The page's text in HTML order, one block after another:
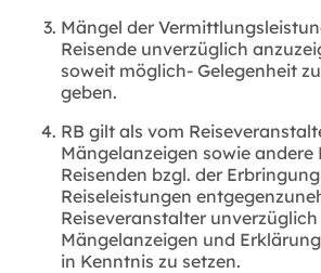
Mängel der
Reisende unverzüglich
soweit möglich- Gelegenheit
geben.
RB gilt als vom
Mängelanzeigen sowie andere
Reisenden bzgl. der
Reiseleistungen
Reiseveranstalter
Mängelanzeigen und
in Kenntnis zu setzen.